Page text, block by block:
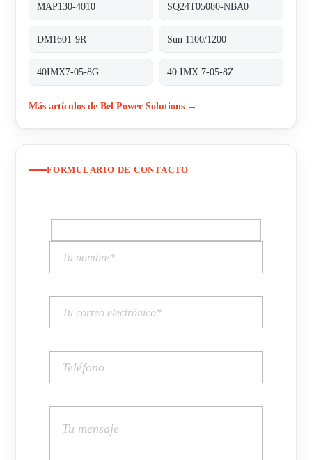
MAP130-4010 SQ24T05080-NBA0
DM1601-9R Sun 1100/1200
40IMX7-05-8G 40 IMX 7-05-8Z
Más artículos de Bel Power Solutions →
FORMULARIO DE CONTACTO